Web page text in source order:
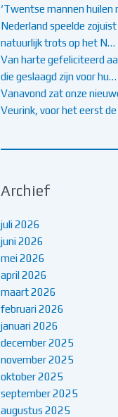
‘Twentse mannen huilen
Nederland speelde
natuurlijk trots op het N…
Van harte gefeliciteerd
die geslaagd zijn voor hu…
Vanavond zat onze
Veurink, voor het eerst
Archief
juli 2026
juni 2026
mei 2026
april 2026
maart 2026
februari 2026
januari 2026
december 2025
november 2025
oktober 2025
september 2025
augustus 2025